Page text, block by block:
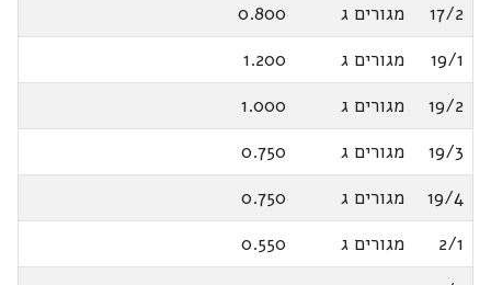
17/2
מגורים ג
0.800
19/1
מגורים ג
1.200
19/2
מגורים ג
1.000
19/3
מגורים ג
0.750
19/4
מגורים ג
0.750
2/1
מגורים ג
0.550